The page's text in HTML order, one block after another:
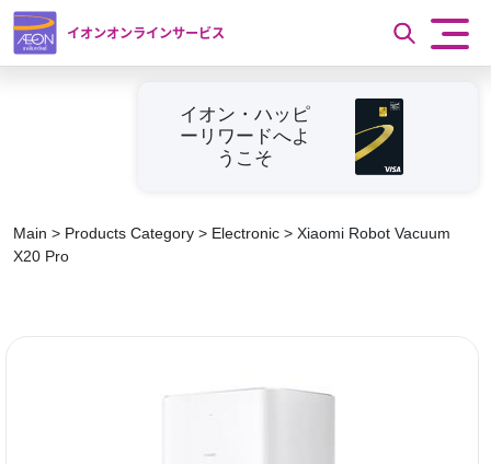
イオンオンラインサービス
イオン・ハッピ
ーリワードへよ
うこそ
Main > Products Category > Electronic > Xiaomi Robot Vacuum
X20 Pro